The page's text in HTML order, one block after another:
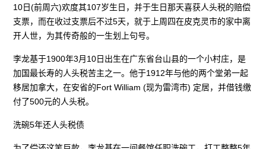
10日(前周六)欢度其107岁生日，并于生日那天喜获人头税的赔偿
支票，而在收过支票后不过5天，就于上周四在皮克灵市的家中离
开人世，为其传奇般的一生划上句号。
李龙基于1900年3月10日出生在广东省台山县的一个小村庄，是
加国最长寿的人头税苦主之一。他于1912年与他的两个堂弟一起
移居加拿大，在安省的Fort William (现为雷湾市) 定居，并借钱缴
付了500元的人头税。
洗碗5年还人头税债